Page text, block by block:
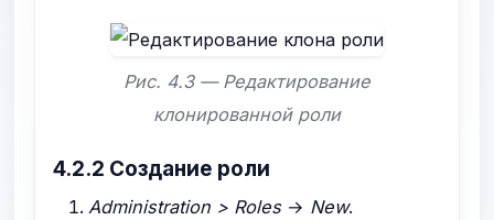
Рис. 4.3 — Редактирование
клонированной роли
4.2.2 Создание роли
Administration > Roles→ New.